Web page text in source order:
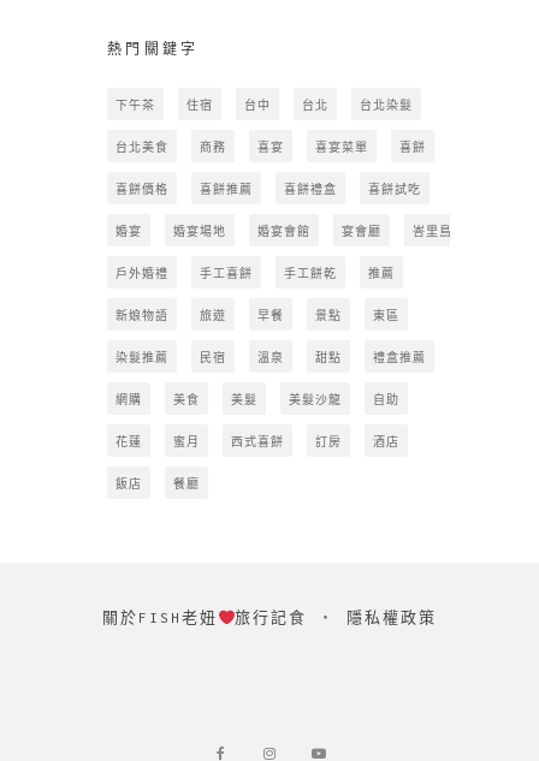
熱門關鍵字
下午茶 住宿 台中 台北 台北染髮
台北美食 商務 喜宴 喜宴菜單 喜餅
喜餅價格 喜餅推薦 喜餅禮盒 喜餅試吃
婚宴 婚宴場地 婚宴會館 宴會廳 峇里島
戶外婚禮 手工喜餅 手工餅乾 推薦
新娘物語 旅遊 早餐 景點 東區
染髮推薦 民宿 溫泉 甜點 禮盒推薦
網購 美食 美髮 美髮沙龍 自助
花蓮 蜜月 西式喜餅 訂房 酒店
飯店 餐廳
關於FISH老妞 旅行記食 ‧ 隱私權政策